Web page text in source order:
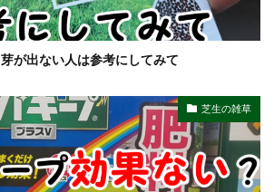
が出ない人は参考にしてみて
芝生の雑草